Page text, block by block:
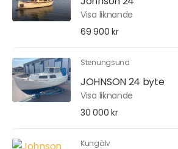
Visa liknande
69 900 kr
Stenungsund
JOHNSON 24 byte
Visa liknande
30 000 kr
Kungälv